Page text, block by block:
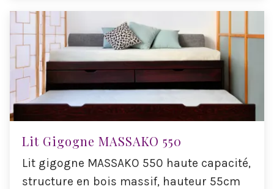
Lit Gigogne MASSAKO 550
Lit gigogne MASSAKO 550 haute capacité,
structure en bois massif, hauteur 55cm